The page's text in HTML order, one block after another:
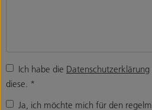
Ich habe die Datenschutzerklärung
diese. *
Ja, ich möchte mich für den